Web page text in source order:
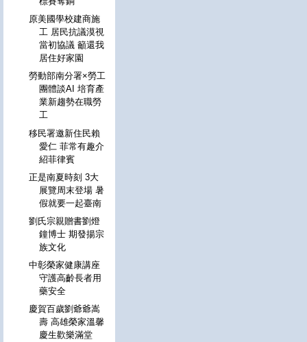
原美國學校建商施
工 居民抗議漠視
當初協議 籲還我
居住好家園
勞動部南分署×勞工
團體談AI 培育產
業新趨勢在職勞
工
移民署邀新住民賴
愛仁 菲常有趣介
紹菲律賓
正是南夏時刻 3大
展覽周末登場 暑
假就要一起臺南
劉氏宗親贈書劉燈
鐘博士 期發揚宗
族文化
中彰榮家健康講座
守護高齡長者用
藥安全
慶賀百歲劉爺爺嵩
壽 高雄榮家溫馨
慶生歡樂滿堂